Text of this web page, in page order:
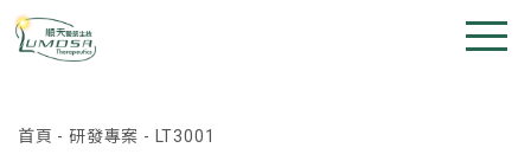
首頁 -研發專案 - LT3001